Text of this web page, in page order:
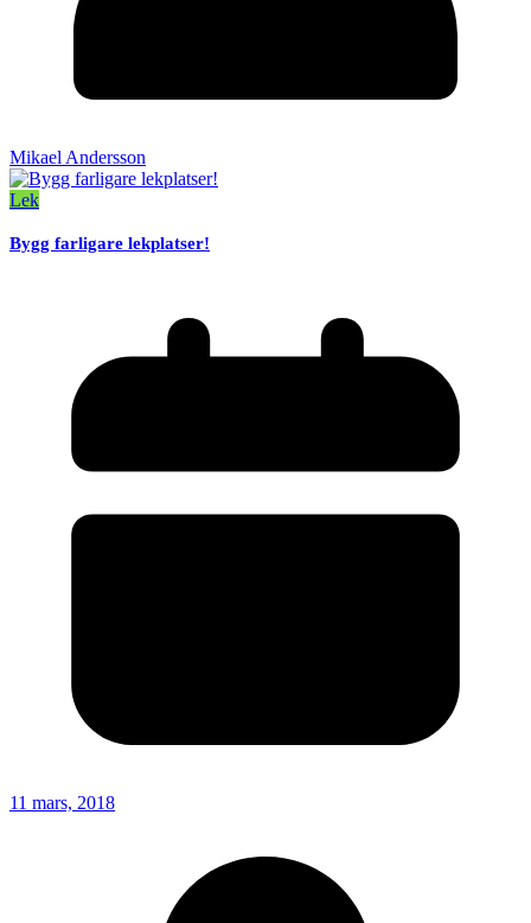
Mikael Andersson
Lek
Bygg farligare lekplatser!
11 mars, 2018